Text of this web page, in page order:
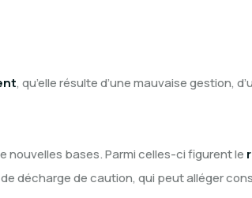
, qu’elle résulte d’une mauvaise gestion,
nouvelles bases. Parmi celles-ci figurent le
décharge de caution, qui peut alléger